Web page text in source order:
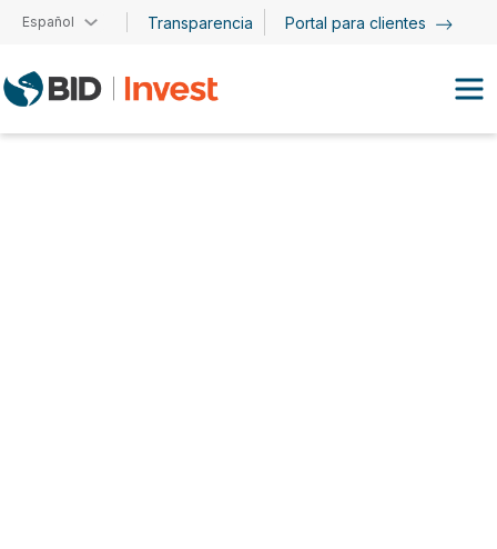
Pasar al contenido principal
Español Transparencia Portal para clientes